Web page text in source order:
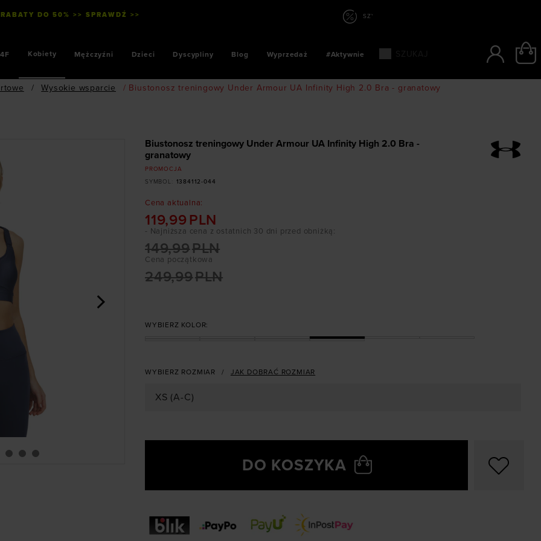
DO 50% >> SPRAWDŹ >> SZYBKIE PŁATNOŚCI: BLIK, PAYPO, PAYU
4F Kobiety Mężczyźni Dzieci Dyscypliny Blog Wyprzedaż #Aktywnie
/ Wysokie wsparcie / Biustonosz treningowy Under Armour UA Infinity High 2.0 Bra - granatowy
Biustonosz treningowy Under Armour UA Infinity High 2.0 Bra -
granatowy
PROMOCJA
SYMBOL
1384112-044
Cena aktualna:
119,99 PLN
Cena początkowa
249,99PLN
149,99PLN
- Najniższa cena z ostatnich 30 dni przed obniżką:
WYBIERZ KOLOR:
WYBIERZ ROZMIAR JAK DOBRAĆ ROZMIAR
XS (A-C)
DO KOSZYKA